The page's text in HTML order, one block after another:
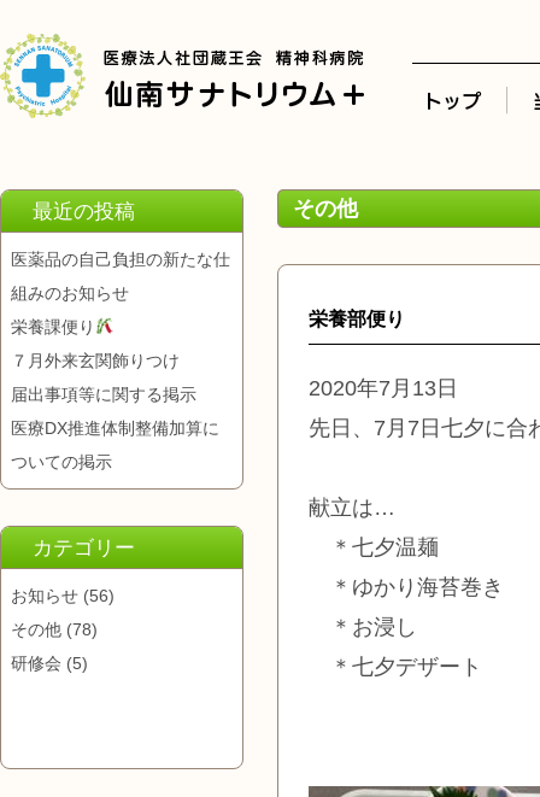
最近の投稿
医薬品の自己負担の新たな仕
組みのお知らせ
栄養課便り
７月外来玄関飾りつけ
届出事項等に関する掲示
医療DX推進体制整備加算に
ついての掲示
カテゴリー
お知らせ (56)
その他 (78)
研修会 (5)
その他
栄養部便り
2020年7月13日
先日、7月7日七夕に合
献立は…
＊七夕温麺
＊ゆかり海苔巻き
＊お浸し
＊七夕デザート